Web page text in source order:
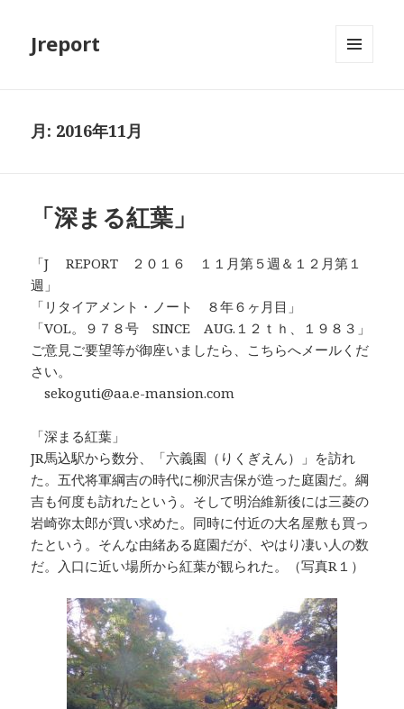
Jreport
月: 2016年11月
「深まる紅葉」
「J REPORT ２０１６ １１月第５週＆１２月第１
週」
「リタイアメント・ノート ８年６ヶ月目」
「VOL。９７８号 SINCE AUG.１２ｔｈ、１９８３」
ご意見ご要望等が御座いましたら、こちらへメールくだ
さい。
sekoguti@aa.e-mansion.com
「深まる紅葉」
JR馬込駅から数分、「六義園（りくぎえん）」を訪れ
た。五代将軍綱吉の時代に柳沢吉保が造った庭園だ。綱
吉も何度も訪れたという。そして明治維新後には三菱の
岩崎弥太郎が買い求めた。同時に付近の大名屋敷も買っ
たという。そんな由緒ある庭園だが、やはり凄い人の数
だ。入口に近い場所から紅葉が観られた。（写真R１）